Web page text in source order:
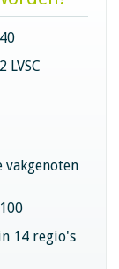
LVSC
vakgenoten
14 regio's